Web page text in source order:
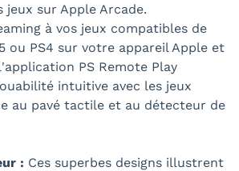
sur Apple Arcade.
à vos jeux compatibles de
ou PS4 sur votre appareil Apple et
PS Remote Play
intuitive avec les jeux
au pavé tactile et au détecteur de
: Ces superbes designs illustrent